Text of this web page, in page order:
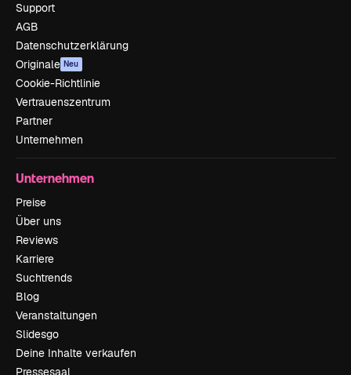
Support
AGB
Datenschutzerklärung
Originale Neu
Cookie-Richtlinie
Vertrauenszentrum
Partner
Unternehmen
Unternehmen
Preise
Über uns
Reviews
Karriere
Suchtrends
Blog
Veranstaltungen
Slidesgo
Deine Inhalte verkaufen
Pressesaal